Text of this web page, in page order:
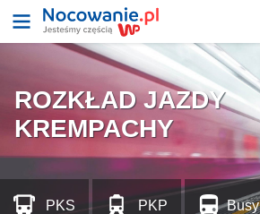
ROZKŁAD JAZDY
KREMPACHY
PKS PKP Busy